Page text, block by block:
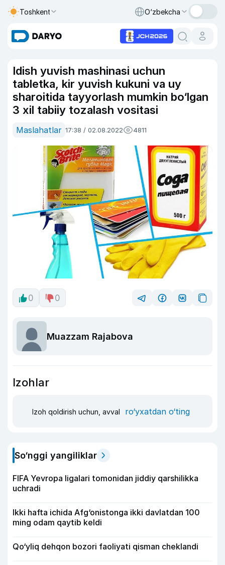
Toshkent O‘zbekcha
Idish yuvish mashinasi uchun
tabletka, kir yuvish kukuni va uy
sharoitida tayyorlash mumkin bo‘lgan
3 xil tabiiy tozalash vositasi
Maslahatlar 17:38 / 02.08.2022 4811
0 0
Muazzam Rajabova
Izohlar
Izoh qoldirish uchun, avval ro‘yxatdan o‘ting
So‘nggi yangiliklar
FIFA Yevropa ligalari tomonidan jiddiy qarshilikka
uchradi
Ikki hafta ichida Afg‘onistonga ikki davlatdan 100
ming odam qaytib keldi
Qo‘yliq dehqon bozori faoliyati qisman cheklandi